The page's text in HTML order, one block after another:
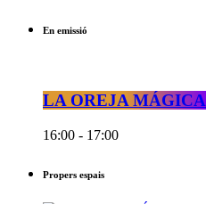
En emissió
LA OREJA MÁGICA
16:00 - 17:00
Propers espais